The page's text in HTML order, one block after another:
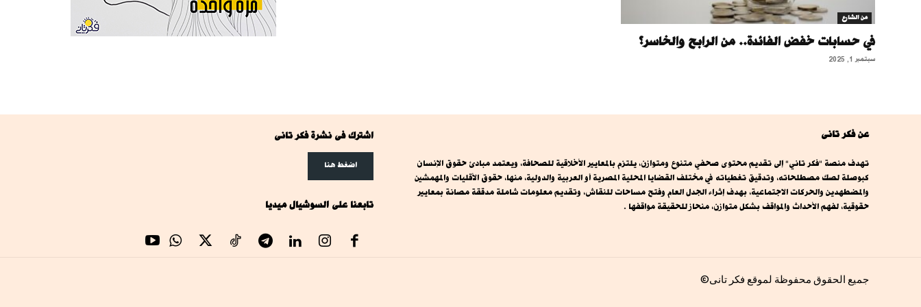
من الشارع
في حسابات خفض الفائدة.. من الرابح والخاسر؟
سبتمبر 1, 2025
عن فكر تانى
تهدف منصة "فكر تاني" إلى تقديم محتوى صحفي متنوع ومتوازن، يلتزم بالمعايير الأخلاقية للصحافة، ويعتمد مبادئ حقوق الإنسان
كبوصلة لصك مصطلحاته، وتدقيق تغطياته في مختلف القضايا المحلية المصرية أو العربية والدولية، منها، حقوق الأقليات والمهمشين
والمضطهدين والحركات الاجتماعية، بهدف إثراء الجدل العام وفتح مساحات للنقاش، وتقديم معلومات شاملة مدققة مصانة بمعايير
حقوقية، لفهم الأحداث والمواقف بشكل متوازن، منحاز للحقيقة مواقفها .
اشترك فى نشرة فكر تانى
اضغط هنا
تابعنا على السوشيال ميديا
جميع الحقوق محفوظة لموقع فكر تانى©